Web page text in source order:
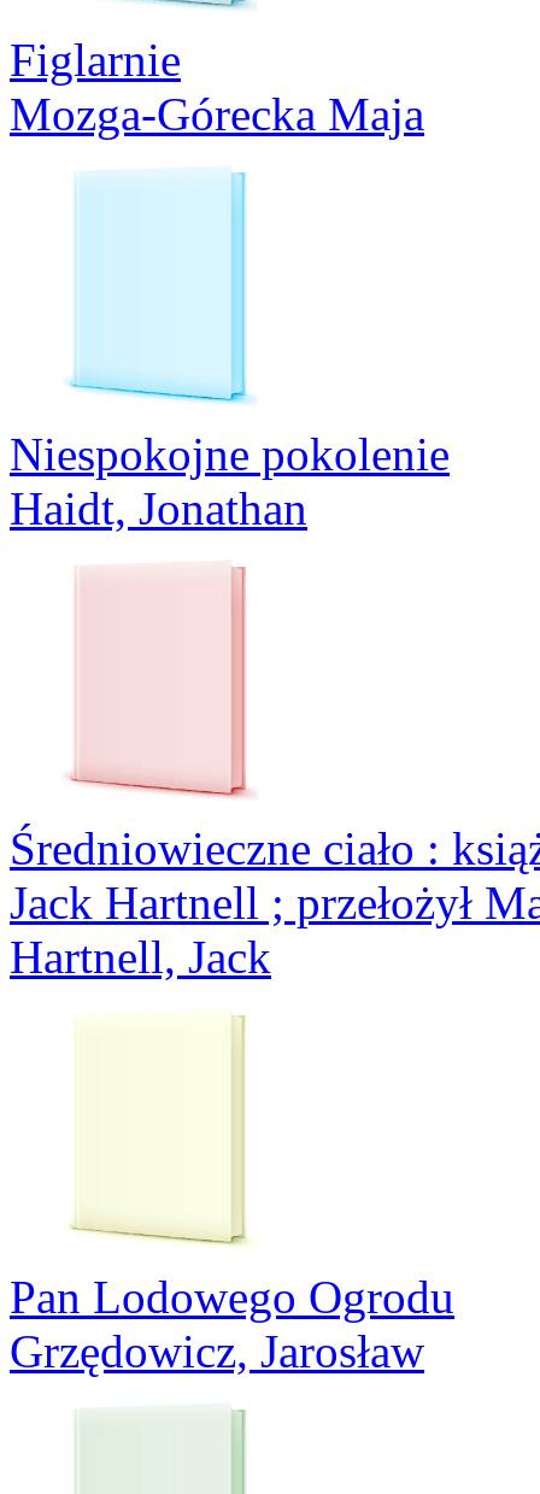
Figlarnie
Mozga-Górecka Maja
Niespokojne pokolenie
Haidt, Jonathan
Średniowieczne ciało :
Jack Hartnell ; przełożył
Hartnell, Jack
Pan Lodowego Ogrodu
Grzędowicz, Jarosław